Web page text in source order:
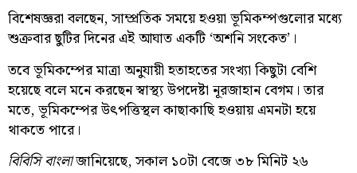
বিশেষজ্ঞরা বলছেন, সাম্প্রতিক সময়ে হওয়া ভূমিকম্পগুলোর মধ্যে
শুক্রবার ছুটির দিনের এই আঘাত একটি ‘অশনি সংকেত’।
তবে ভূমিকম্পের মাত্রা অনুযায়ী হতাহতের সংখ্যা কিছুটা বেশি
হয়েছে বলে মনে করছেন স্বাস্থ্য উপদেষ্টা নূরজাহান বেগম। তার
মতে, ভূমিকম্পের উৎপত্তিস্থল কাছাকাছি হওয়ায় এমনটা হয়ে
থাকতে পারে।
বিবিসি বাংলাজানিয়েছে, সকাল ১০টা বেজে ৩৮ মিনিট ২৬